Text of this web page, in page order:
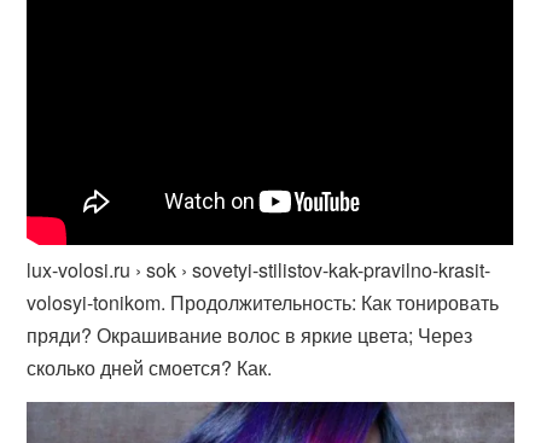
lux-volosi.ru › sok › sovetyi-stilistov-kak-pravilno-krasit-
volosyi-tonikom. Продолжительность: Как тонировать
пряди? Окрашивание волос в яркие цвета; Через
сколько дней смоется? Как.